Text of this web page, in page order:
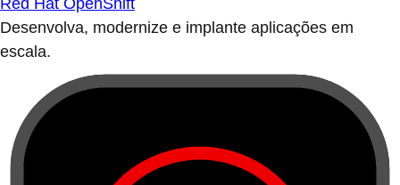
Red Hat OpenShift
Desenvolva, modernize e implante aplicações em
escala.